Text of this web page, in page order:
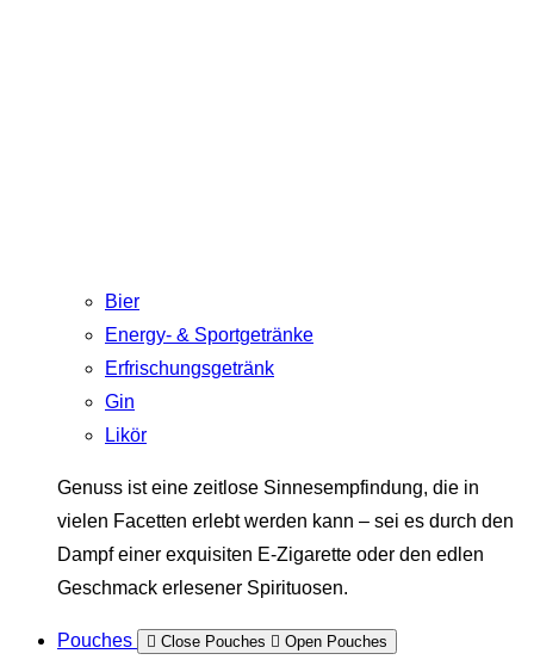
Bier
Energy- & Sportgetränke
Erfrischungsgetränk
Gin
Likör
Genuss ist eine zeitlose Sinnesempfindung, die in
vielen Facetten erlebt werden kann – sei es durch den
Dampf einer exquisiten E-Zigarette oder den edlen
Geschmack erlesener Spirituosen.
Pouches Close Pouches Open Pouches